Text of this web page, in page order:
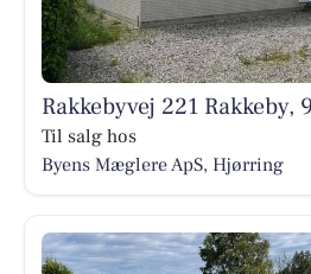
Rakkebyvej 221
Til salg hos
Byens Mæglere ApS, Hjørring